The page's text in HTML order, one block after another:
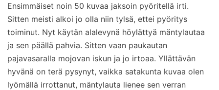
Ensimmäiset noin 50 kuvaa jaksoin pyöritellä irti.
Sitten meisti alkoi jo olla niin tylsä, ettei pyöritys
toiminut. Nyt käytän alalevynä höylättyä mäntylautaa
ja sen päällä pahvia. Sitten vaan paukautan
pajavasaralla mojovan iskun ja jo irtoaa. Yllättävän
hyvänä on terä pysynyt, vaikka satakunta kuvaa olen
lyömällä irrottanut, mäntylauta lienee sen verran